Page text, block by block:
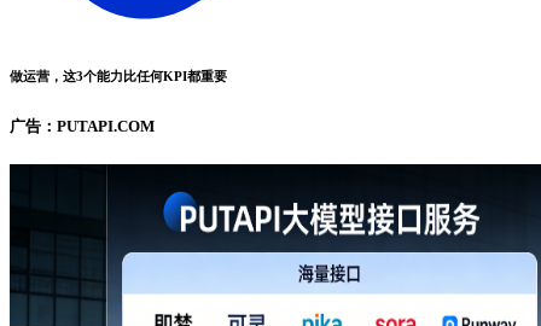
做运营，这3个能力比任何KPI都重要
广告：PUTAPI.COM